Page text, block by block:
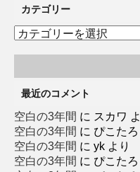
カテゴリー
カ
リ
ー最近のコメント
空白の3年間 に スカワ
空白の3年間 に ぴこたろ
空白の3年間 に yk より
空白の3年間 に ぴこたろ